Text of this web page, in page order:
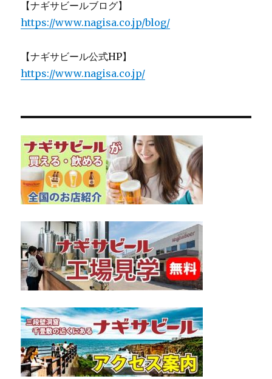
【ナギサビールブログ】
https://www.nagisa.co.jp/blog/
【ナギサビール公式HP】
https://www.nagisa.co.jp/